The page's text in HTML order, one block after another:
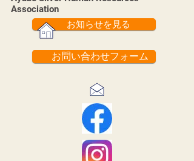
Association​
お知らせを見る
お問い合わせフォーム